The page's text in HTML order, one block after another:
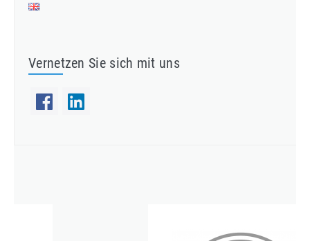
Vernetzen Sie sich mit uns